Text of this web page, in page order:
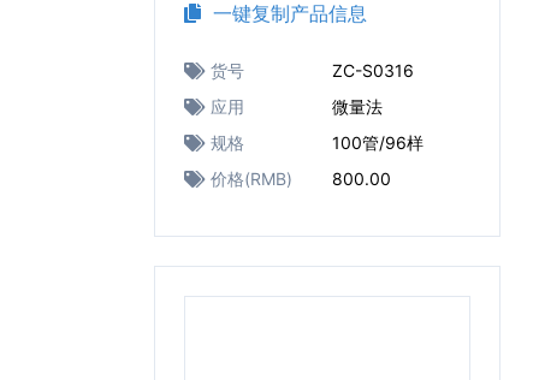
一键复制产品信息
货号
ZC-S0316
应用
微量法
规格
100管/96样
价格(RMB)
800.00